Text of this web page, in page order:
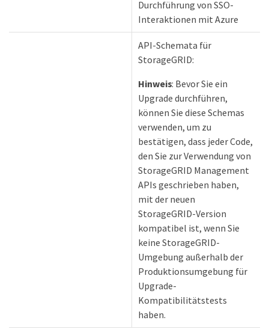
Durchführung von SSO-
Interaktionen mit Azure
API-Schemata für
StorageGRID:
Hinweis: Bevor Sie ein
Upgrade durchführen,
können Sie diese Schemas
verwenden, um zu
bestätigen, dass jeder Code,
den Sie zur Verwendung von
StorageGRID Management
APIs geschrieben haben,
mit der neuen
StorageGRID-Version
kompatibel ist, wenn Sie
keine StorageGRID-
Umgebung außerhalb der
Produktionsumgebung für
Upgrade-
Kompatibilitätstests
haben.